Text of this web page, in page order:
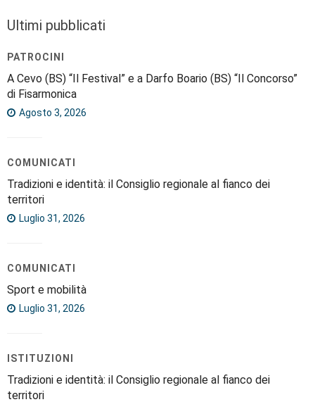
Ultimi pubblicati
PATROCINI
A Cevo (BS) “Il Festival” e a Darfo Boario (BS) “Il Concorso”
di Fisarmonica
Agosto 3, 2026
COMUNICATI
Tradizioni e identità: il Consiglio regionale al fianco dei
territori
Luglio 31, 2026
COMUNICATI
Sport e mobilità
Luglio 31, 2026
ISTITUZIONI
Tradizioni e identità: il Consiglio regionale al fianco dei
territori